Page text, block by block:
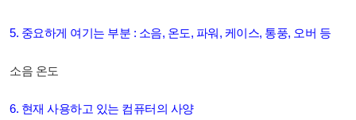
5. 중요하게 여기는 부분 : 소음, 온도, 파워, 케이스, 통풍, 오버 등
소음 온도
6. 현재 사용하고 있는 컴퓨터의 사양